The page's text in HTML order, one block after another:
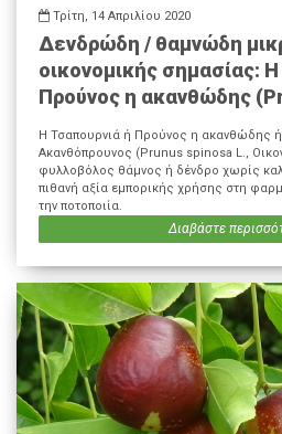
Τρίτη, 14 Απριλίου 2020
Δενδρώδη / θαμνώδη
οικονομικής σημασίας:
Προύνος η ακανθώδης
Η Τσαπουρνιά ή Προύνος η ακανθώδης ή
Ακανθόπρουνος (Prunus spinosa L.,
φυλλοβόλος θάμνος ή δένδρο χωρίς
πιθανή αξία εμπορικής χρήσης στη
την ποτοποιία.
Διαβάστε